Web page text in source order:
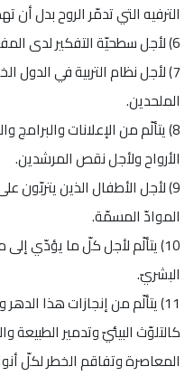
الترفيه التي تدمّر الروح بدل أن
6) لأجل سطحيّة التفكير لدى المفكّرين الذين يشكّكون بوجود الله.
7) لأجل نظام التربية في الدول
الملحدين.
8) يتألّم من الإعلانات
الأرواح ولأجل نقص المرشدين.
9) لأجل الأطفال الذين يتربّون
الموادّ المسمّة.
10) يتألّم لأجل كلّ ما يؤدّي
البشريّ.
11) يتألّم من إنجازات هذا
كالتلوّث البيئيّ وتدمير الطبيعة
المعاصرة وتفاقم الخطر لكلّ